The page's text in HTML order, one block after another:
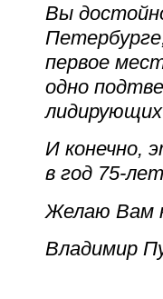
Вы
первое
одно
И конечно,
в год 75-
Желаю Вам
Владимир